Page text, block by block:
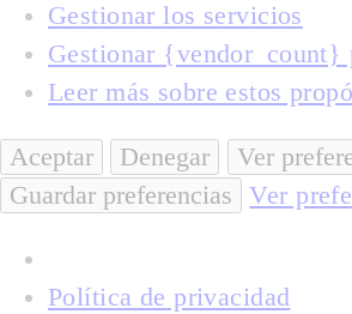
Gestionar los servicios
Gestionar {vendor_count}
Leer más sobre estos
Aceptar Denegar
Ver
Guardar preferencias
Ver
Política de privacidad